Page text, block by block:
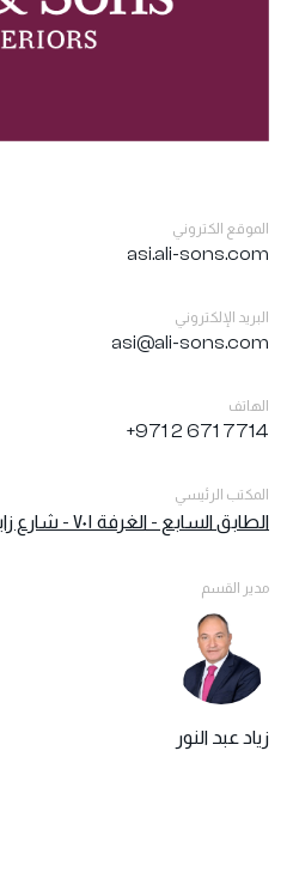
الموقع الكتروني
asi.ali-sons.com
البريد الإلكتروني
asi@ali-sons.com
الهاتف
+971 2 671 7714
المكتب الرئيسي
الطابق السابع - الغرفة ۷۰۱ - شارع زايد الأول - أبوظبي
مدير القسم
زياد عبد النور